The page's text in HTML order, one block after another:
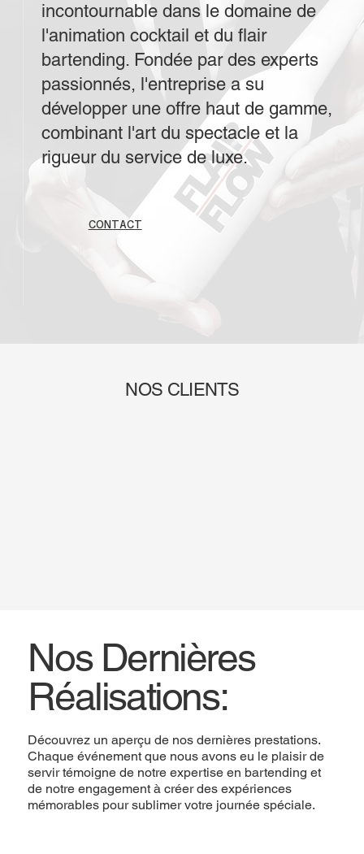
CONTACT
incontournable dans le domaine de
l'animation cocktail et du flair
bartending. Fondée par des experts
passionnés, l'entreprise a su
développer une offre haut de gamme,
combinant l'art du spectacle et la
rigueur du service de luxe.
NOS CLIENTS
Nos Dernières
Réalisations:
Découvrez un aperçu de nos dernières prestations.
Chaque événement que nous avons eu le plaisir de
servir témoigne de notre expertise en bartending et
de notre engagement à créer des expériences
mémorables pour sublimer votre journée spéciale.